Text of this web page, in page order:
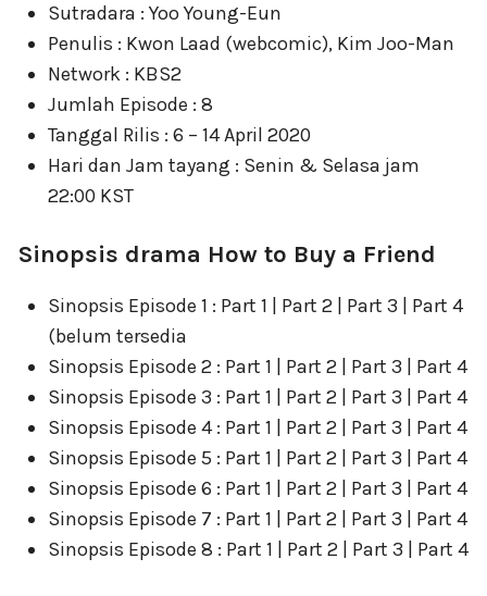
Sutradara : Yoo Young-Eun
Penulis : Kwon Laad (webcomic), Kim Joo-Man
Network : KBS2
Jumlah Episode : 8
Tanggal Rilis : 6 – 14 April 2020
Hari dan Jam tayang : Senin & Selasa jam
22:00 KST
Sinopsis drama How to Buy a Friend
Sinopsis Episode 1 : Part 1 | Part 2 | Part 3 | Part 4
(belum tersedia
Sinopsis Episode 2 : Part 1 | Part 2 | Part 3 | Part 4
Sinopsis Episode 3 : Part 1 | Part 2 | Part 3 | Part 4
Sinopsis Episode 4 : Part 1 | Part 2 | Part 3 | Part 4
Sinopsis Episode 5 : Part 1 | Part 2 | Part 3 | Part 4
Sinopsis Episode 6 : Part 1 | Part 2 | Part 3 | Part 4
Sinopsis Episode 7 : Part 1 | Part 2 | Part 3 | Part 4
Sinopsis Episode 8 : Part 1 | Part 2 | Part 3 | Part 4